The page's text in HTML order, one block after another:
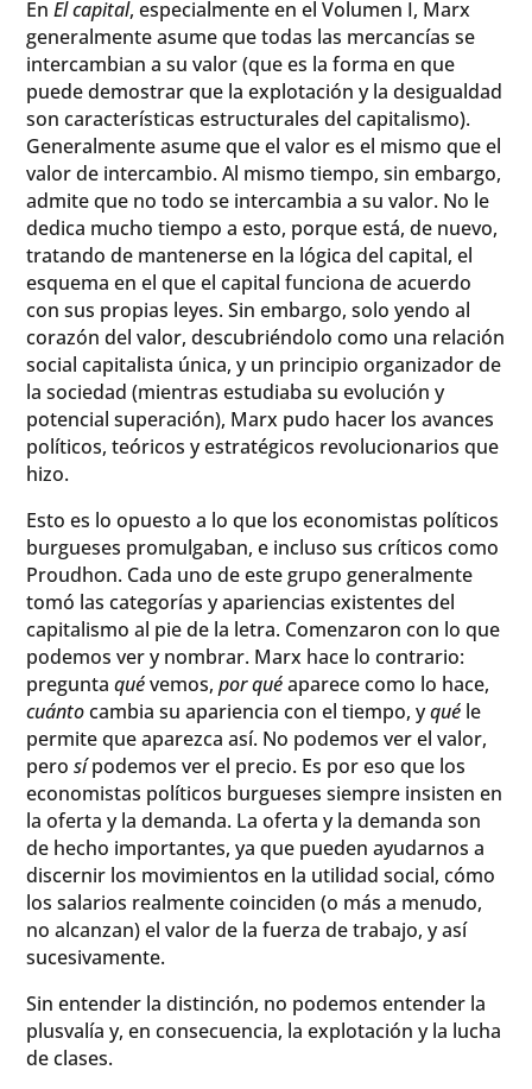
EnEl capital, especialmente en el Volumen I, Marx
generalmente asume que todas las mercancías se
intercambian a su valor (que es la forma en que
puede demostrar que la explotación y la desigualdad
son características estructurales del capitalismo).
Generalmente asume que el valor es el mismo que el
valor de intercambio. Al mismo tiempo, sin embargo,
admite que no todo se intercambia a su valor. No le
dedica mucho tiempo a esto, porque está, de nuevo,
tratando de mantenerse en la lógica del capital, el
esquema en el que el capital funciona de acuerdo
con sus propias leyes. Sin embargo, solo yendo al
corazón del valor, descubriéndolo como una relación
social capitalista única, y un principio organizador de
la sociedad (mientras estudiaba su evolución y
potencial superación), Marx pudo hacer los avances
políticos, teóricos y estratégicos revolucionarios que
hizo.
Esto es lo opuesto a lo que los economistas políticos
burgueses promulgaban, e incluso sus críticos como
Proudhon. Cada uno de este grupo generalmente
tomó las categorías y apariencias existentes del
capitalismo al pie de la letra. Comenzaron con lo que
podemos ver y nombrar. Marx hace lo contrario:
pregunta quévemos,por quéaparece como lo hace,
cuántocambia su apariencia con el tiempo, yqué le
permite que aparezca así. No podemos ver el valor,
perosípodemos ver el precio. Es por eso que los
economistas políticos burgueses siempre insisten en
la oferta y la demanda. La oferta y la demanda son
de hecho importantes, ya que pueden ayudarnos a
discernir los movimientos en la utilidad social, cómo
los salarios realmente coinciden (o más a menudo,
no alcanzan) el valor de la fuerza de trabajo, y así
sucesivamente.
Sin entender la distinción, no podemos entender la
plusvalía y, en consecuencia, la explotación y la lucha
de clases.